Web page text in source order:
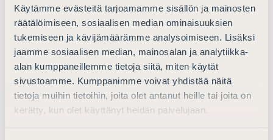
Käytämme evästeitä tarjoamamme sisällön ja mainosten
räätälöimiseen, sosiaalisen median ominaisuuksien
tukemiseen ja kävijämäärämme analysoimiseen. Lisäksi
jaamme sosiaalisen median, mainosalan ja analytiikka-
alan kumppaneillemme tietoja siitä, miten käytät
sivustoamme. Kumppanimme voivat yhdistää näitä
tietoja muihin tietoihin, joita olet antanut heille tai joita on
kerätty, kun olet käyttänyt heidän palvelujaan.